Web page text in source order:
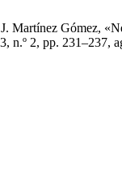
Martínez Gómez,
n.º 2, pp. 231–237,